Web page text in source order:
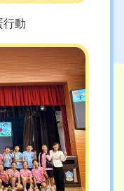
行動